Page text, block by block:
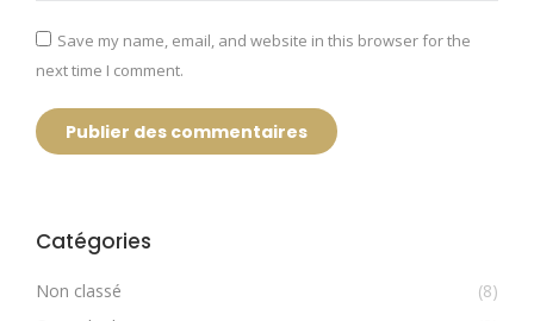
Save my name, email, and website in this browser for the
next time I comment.
Publier des commentaires
Catégories
Non classé
(8)